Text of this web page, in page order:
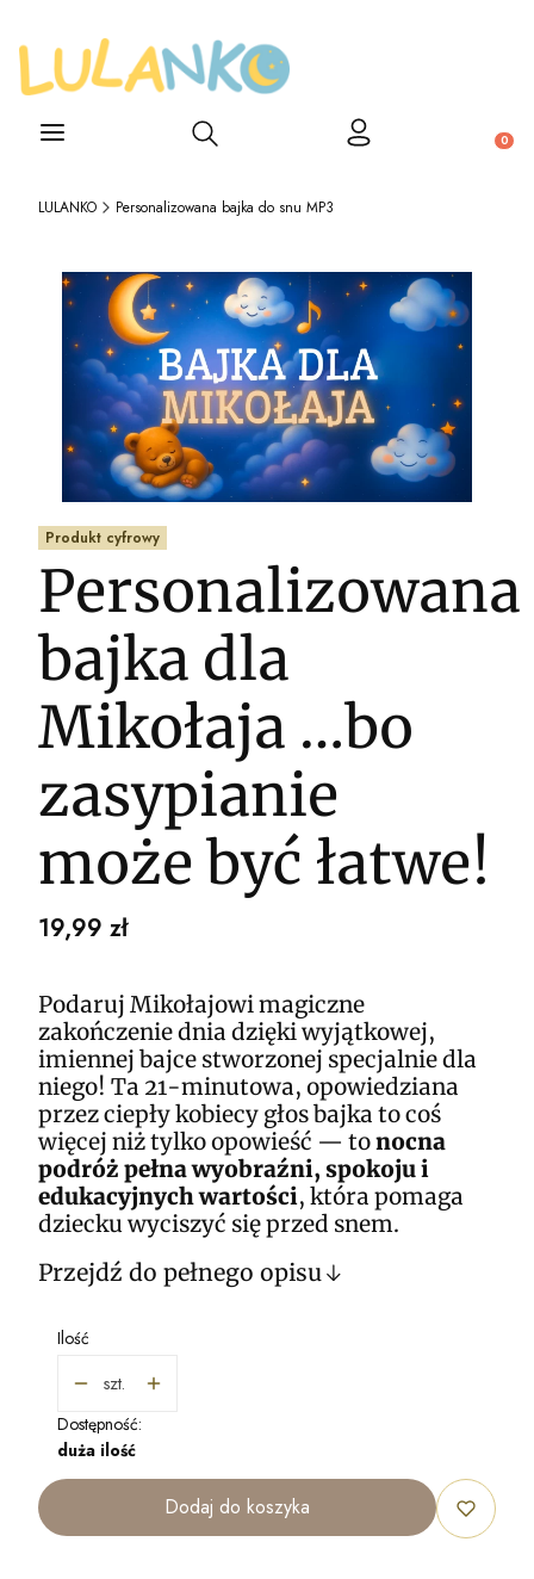
Otwórz wyszukiwarkę
LULANKO Personalizowana bajka do snu MP3
Produkt cyfrowy
Personalizowana
bajka dla
Mikołaja …bo
zasypianie
może być łatwe!
Cena
19,99 zł
Podaruj Mikołajowi magiczne
zakończenie dnia dzięki wyjątkowej,
imiennej bajce stworzonej specjalnie dla
niego! Ta 21-minutowa, opowiedziana
przez ciepły kobiecy głos bajka to coś
więcej niż tylko opowieść — tonocna
podróż pełna wyobraźni, spokoju i
edukacyjnych wartości, która pomaga
dziecku wyciszyć się przed snem.
Przejdź do pełnego opisu
Ilość
szt.
Dostępność:
duża ilość
Dodaj do koszyka